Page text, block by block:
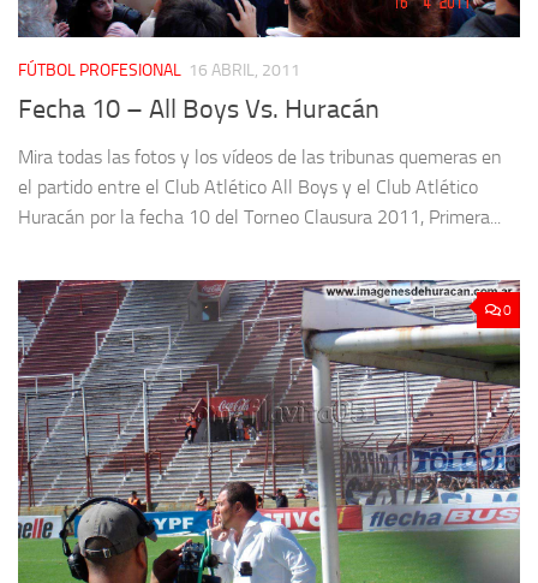
FÚTBOL PROFESIONAL 16 ABRIL, 2011
Fecha 10 – All Boys Vs. Huracán
Mira todas las fotos y los vídeos de las tribunas quemeras en
el partido entre el Club Atlético All Boys y el Club Atlético
Huracán por la fecha 10 del Torneo Clausura 2011, Primera...
0